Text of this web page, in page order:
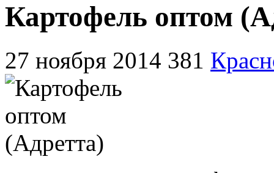
Картофель оптом
27 ноября 2014 381